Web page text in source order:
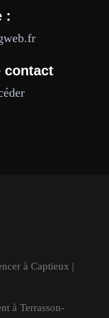
:
contact
à Captieux |
à Terrasson-